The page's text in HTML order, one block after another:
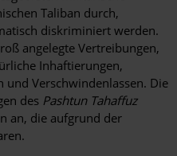
Taliban durch,
diskriminiert werden.
angelegte Vertreibungen,
Inhaftierungen,
Verschwindenlassen. Die
des Pashtun Tahaffuz
an, die aufgrund der